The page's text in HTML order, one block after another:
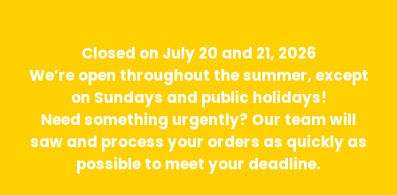
Closed on July 20 and 21, 2026
We’re open throughout the summer, except
on Sundays and public holidays!
Need something urgently? Our team will
saw and process your orders as quickly as
possible to meet your deadline.